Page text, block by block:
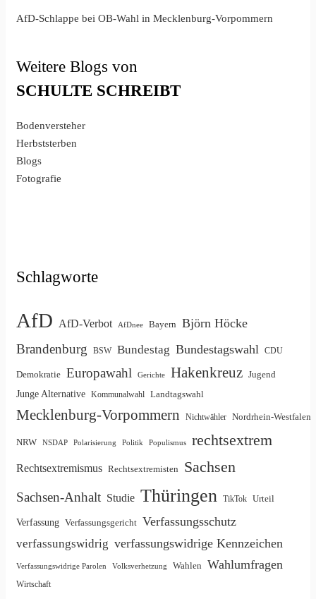
AfD-Schlappe bei OB-Wahl in Mecklenburg-Vorpommern
Weitere Blogs von
SCHULTE SCHREIBT
Bodenversteher
Herbststerben
Blogs
Fotografie
Schlagworte
AfD AfD-Verbot AfDnee Bayern Björn Höcke
Brandenburg BSW Bundestag Bundestagswahl CDU
Demokratie Europawahl Gerichte Hakenkreuz Jugend
Junge Alternative Kommunalwahl Landtagswahl
Mecklenburg-Vorpommern Nichtwähler Nordrhein-Westfalen
NRW NSDAP Polarisierung Politik Populismus rechtsextrem
Rechtsextremismus Rechtsextremisten Sachsen
Sachsen-Anhalt Studie Thüringen TikTok Urteil
Verfassung Verfassungsgericht Verfassungsschutz
verfassungswidrig verfassungswidrige Kennzeichen
Verfassungswidrige Parolen Volksverhetzung Wahlen Wahlumfragen
Wirtschaft